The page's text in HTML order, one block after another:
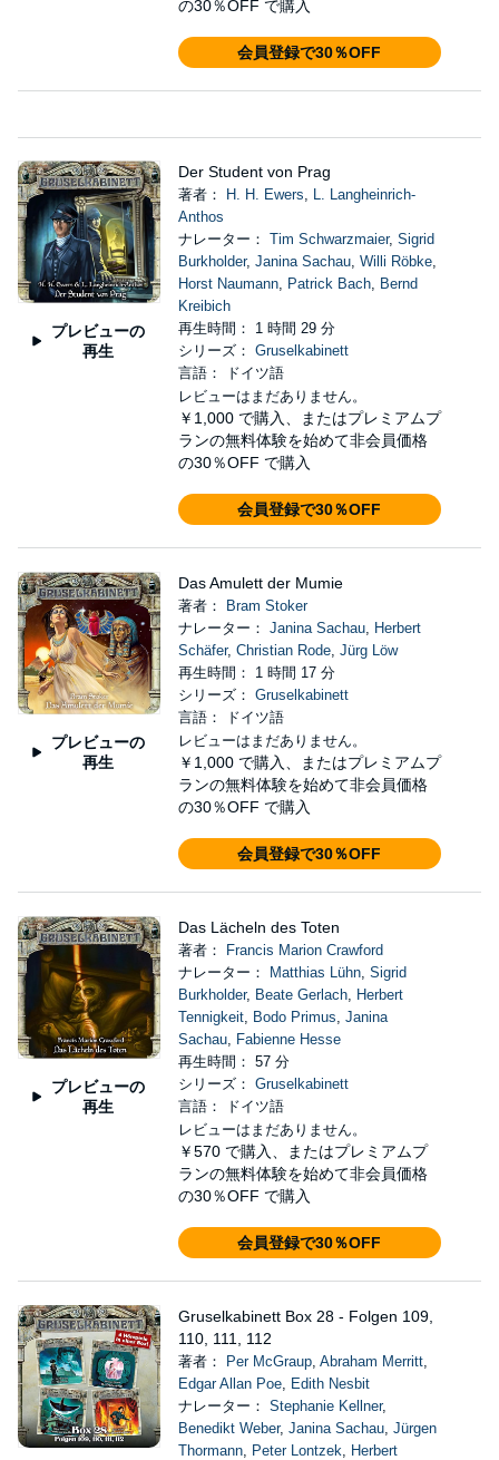
の30％OFF で購入
会員登録で30％OFF
プレビューの
再生
Der Student von Prag
著者： H. H. Ewers, L. Langheinrich-
Anthos
ナレーター： Tim Schwarzmaier, Sigrid
Burkholder, Janina Sachau, Willi Röbke,
Horst Naumann, Patrick Bach, Bernd
Kreibich
再生時間： 1 時間 29 分
シリーズ： Gruselkabinett
言語： ドイツ語
レビューはまだありません。
￥1,000 で購入、またはプレミアムプ
ランの無料体験を始めて非会員価格
の30％OFF で購入
会員登録で30％OFF
プレビューの
再生
Das Amulett der Mumie
著者：
Bram Stoker
ナレーター： Janina Sachau, Herbert
Schäfer, Christian Rode, Jürg Löw
再生時間： 1 時間 17 分
シリーズ： Gruselkabinett
言語： ドイツ語
レビューはまだありません。
￥1,000 で購入、またはプレミアムプ
ランの無料体験を始めて非会員価格
の30％OFF で購入
会員登録で30％OFF
プレビューの
再生
Das Lächeln des Toten
著者：
Francis Marion Crawford
ナレーター：
Matthias Lühn, Sigrid
Burkholder, Beate Gerlach, Herbert
Tennigkeit, Bodo Primus, Janina
Sachau, Fabienne Hesse
再生時間： 57 分
シリーズ： Gruselkabinett
言語： ドイツ語
レビューはまだありません。
￥570 で購入、またはプレミアムプ
ランの無料体験を始めて非会員価格
の30％OFF で購入
会員登録で30％OFF
Gruselkabinett Box 28 - Folgen 109,
110, 111, 112
著者： Per McGraup, Abraham Merritt,
Edgar Allan Poe, Edith Nesbit
ナレーター： Stephanie Kellner,
Benedikt Weber, Janina Sachau, Jürgen
Thormann, Peter Lontzek, Herbert